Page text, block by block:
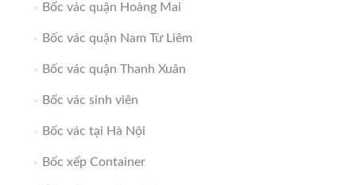
Bốc vác quận Hoàng Mai
Bốc vác quận Nam Từ Liêm
Bốc vác quận Thanh Xuân
Bốc vác sinh viên
Bốc vác tại Hà Nội
Bốc xếp Container